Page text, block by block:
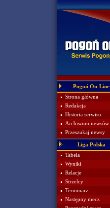
Pogoń On-Line
Strona główna
Redakcja
Historia serwisu
Archiwum newsów
Przeszukaj newsy
Liga Polska
Tabela
Wyniki
Relacje
Strzelcy
Terminarz
Następny mecz